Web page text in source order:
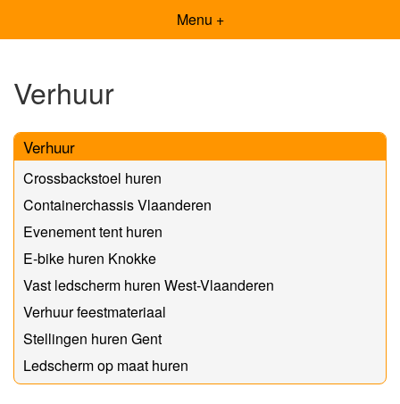
Menu +
Verhuur
Verhuur
Crossbackstoel huren
Containerchassis Vlaanderen
Evenement tent huren
E-bike huren Knokke
Vast ledscherm huren West-Vlaanderen
Verhuur feestmateriaal
Stellingen huren Gent
Ledscherm op maat huren